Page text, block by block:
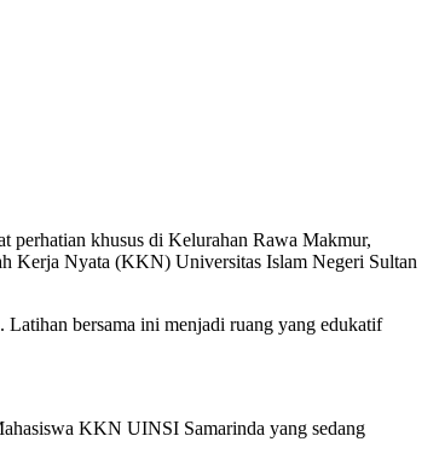
perhatian khusus di Kelurahan Rawa Makmur,
Kerja Nyata (KKN) Universitas Islam Negeri Sultan
Latihan bersama ini menjadi ruang yang edukatif
KKN UINSI Samarinda yang sedang